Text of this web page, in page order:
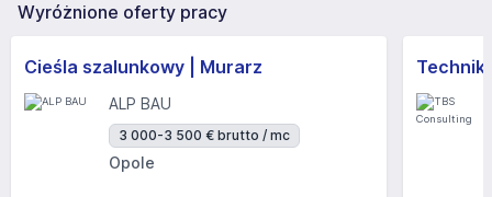
Wyróżnione oferty pracy
Cieśla szalunkowy | Murarz
ALP BAU
3 000-3 500 € brutto / mc
Opole